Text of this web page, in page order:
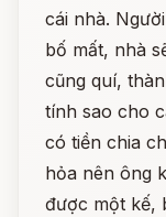
cái nhà.
bố mất, nhà
cũng quí,
tính sao cho
có tiền chia
hỏa nên ông
được một kế,